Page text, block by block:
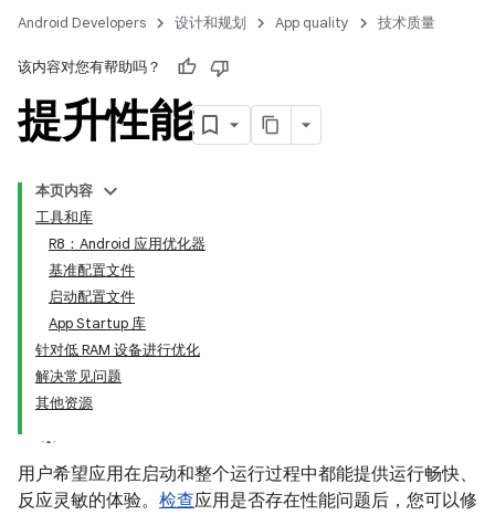
Android Developers 设计和规划 App quality 技术质量
该内容对您有帮助吗？
提升性能
本页内容
工具和库
R8：Android 应用优化器
基准配置文件
启动配置文件
App Startup 库
针对低 RAM 设备进行优化
解决常见问题
其他资源
用户希望应用在启动和整个运行过程中都能提供运行畅快、
反应灵敏的体验。 检查应用是否存在性能问题后，您可以修